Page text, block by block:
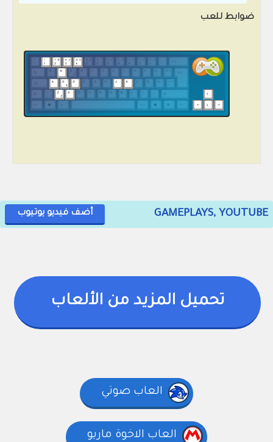
ضوابط للعب
GAMEPLAYS, YOUTUBE أضف فيديو يوتيوب
تحميل المزيد من الألعاب
العاب صوتي
العاب الاخوة ماريو